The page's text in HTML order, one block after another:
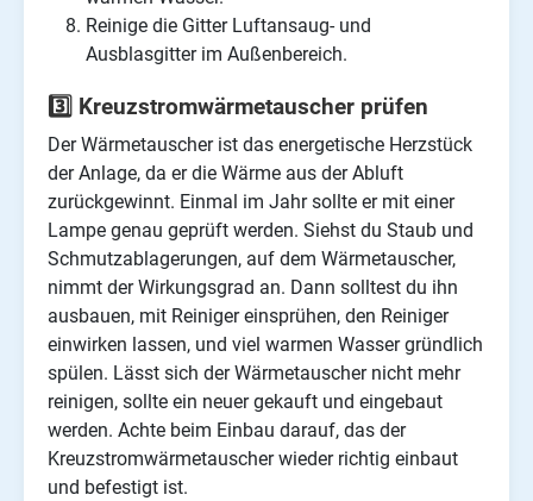
Reinige die Gitter Luftansaug- und
Ausblasgitter im Außenbereich.
3️⃣ Kreuzstromwärmetauscher prüfen
Der Wärmetauscher ist das energetische Herzstück
der Anlage, da er die Wärme aus der Abluft
zurückgewinnt. Einmal im Jahr sollte er mit einer
Lampe genau geprüft werden. Siehst du Staub und
Schmutzablagerungen, auf dem Wärmetauscher,
nimmt der Wirkungsgrad an. Dann solltest du ihn
ausbauen, mit Reiniger einsprühen, den Reiniger
einwirken lassen, und viel warmen Wasser gründlich
spülen. Lässt sich der Wärmetauscher nicht mehr
reinigen, sollte ein neuer gekauft und eingebaut
werden. Achte beim Einbau darauf, das der
Kreuzstromwärmetauscher wieder richtig einbaut
und befestigt ist.